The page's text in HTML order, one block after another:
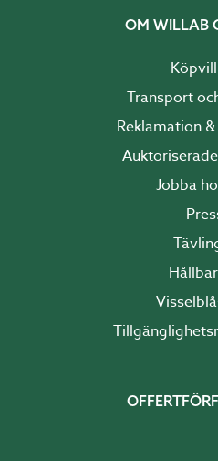
OM WILLAB
Transport
Reklamation
Jobba